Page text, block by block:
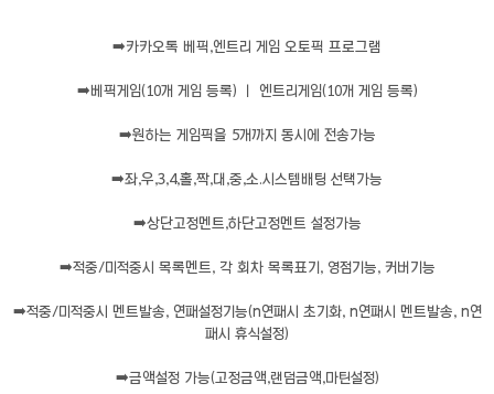
➡️카카오톡 베픽,엔트리 게임 오토픽 프로그램
➡️ 베픽게임(10개 게임 등록) ㅣ 엔트리게임(10개 게임 등록)
➡️원하는 게임픽을 5개까지 동시에 전송가능
➡️좌,우,3,4,홀,짝,대,중,소.시스템배팅 선택가능
➡️상단고정멘트,하단고정멘트 설정가능
➡️적중/미적중시 목록멘트, 각 회차 목록표기, 영점기능, 커버기능
➡️적중/미적중시 멘트발송, 연패설정기능(n연패시 초기화, n연패시 멘트발송, n연
패시 휴식설정)
➡️금액설정 가능(고정금액,랜덤금액,마틴설정)